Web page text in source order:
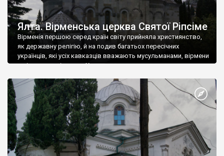
Ялта. Вірменська церква Святої Ріпсіме
Вірменія першою серед країн світу прийняла християнство,
як державну релігію, й на подив багатьох пересічних
українців, які усіх кавказців вважають мусульманами, вірмени
є відданими вірянами Христа